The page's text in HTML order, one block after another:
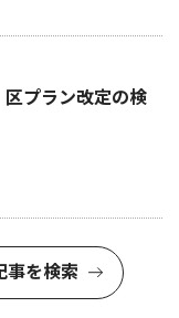
プラン改定の検
事を検索